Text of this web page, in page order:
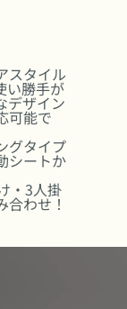
スタイル
い勝手が
デザイン
可能で
グタイプ
シートか
・3人掛
合わせ！